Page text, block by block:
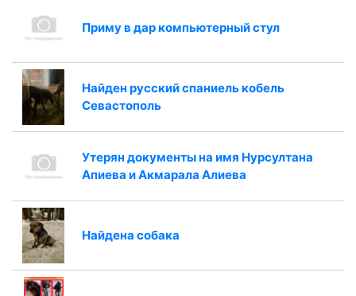
Приму в дар компьютерный стул
Найден русский спаниель кобель
Севастополь
Утерян документы на имя Нурсултана
Апиева и Акмарала Алиева
Найдена собака